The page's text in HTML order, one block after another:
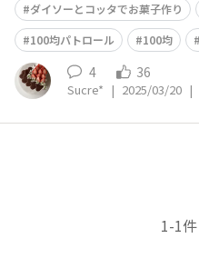
ダイソーとコッタでお菓子作り
100均パトロール
100均
4 36
Sucre* | 2025/03/20 |
1-1